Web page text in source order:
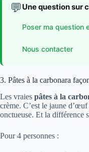
💬 Une question sur
Poser ma question
Nous contacter
3. Pâtes à la carbonara
Les vraies pâtes à la
crème. C’est le jaune
onctueuse. Et la différence
Pour 4 personnes :